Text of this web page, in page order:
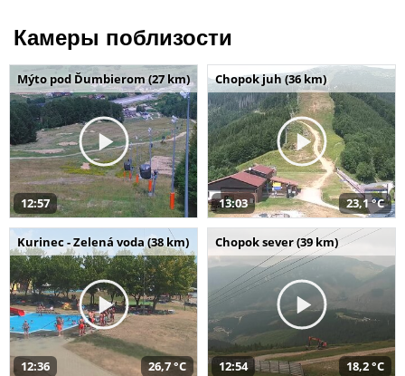
Камеры поблизости
Mýto pod Ďumbierom (27 km)
12:57
Chopok juh (36 km)
13:03 23,1 °C
Kurinec - Zelená voda (38 km)
12:36 26,7 °C
Chopok sever (39 km)
12:54 18,2 °C